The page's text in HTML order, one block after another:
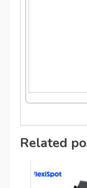
Related